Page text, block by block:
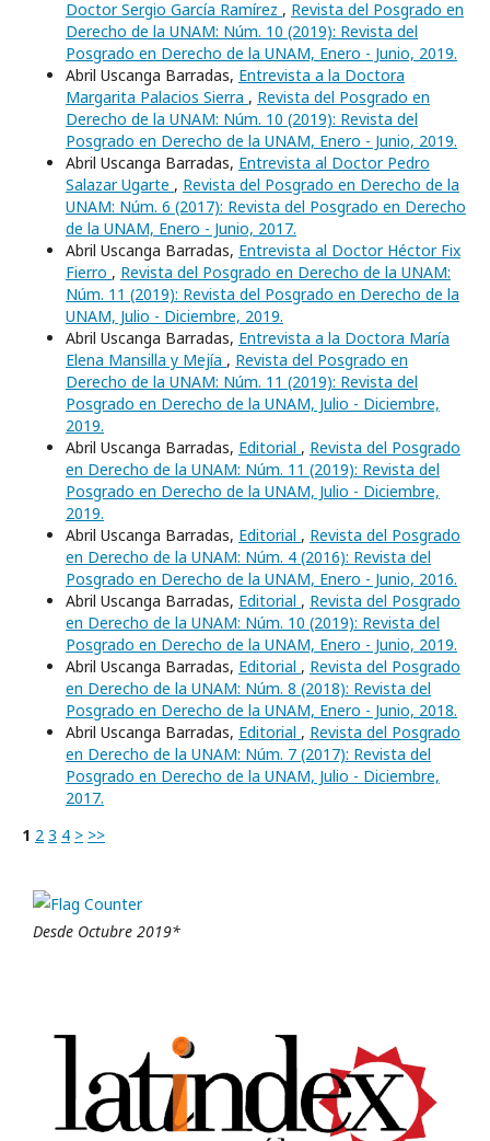
Doctor Sergio García Ramírez , Revista del Posgrado en
Derecho de la UNAM: Núm. 10 (2019): Revista del
Posgrado en Derecho de la UNAM, Enero - Junio, 2019.
Abril Uscanga Barradas, Entrevista a la Doctora
Margarita Palacios Sierra , Revista del Posgrado en
Derecho de la UNAM: Núm. 10 (2019): Revista del
Posgrado en Derecho de la UNAM, Enero - Junio, 2019.
Abril Uscanga Barradas, Entrevista al Doctor Pedro
Salazar Ugarte , Revista del Posgrado en Derecho de la
UNAM: Núm. 6 (2017): Revista del Posgrado en Derecho
de la UNAM, Enero - Junio, 2017.
Abril Uscanga Barradas, Entrevista al Doctor Héctor Fix
Fierro , Revista del Posgrado en Derecho de la UNAM:
Núm. 11 (2019): Revista del Posgrado en Derecho de la
UNAM, Julio - Diciembre, 2019.
Abril Uscanga Barradas, Entrevista a la Doctora María
Elena Mansilla y Mejía , Revista del Posgrado en
Derecho de la UNAM: Núm. 11 (2019): Revista del
Posgrado en Derecho de la UNAM, Julio - Diciembre,
2019.
Abril Uscanga Barradas, Editorial , Revista del Posgrado
en Derecho de la UNAM: Núm. 11 (2019): Revista del
Posgrado en Derecho de la UNAM, Julio - Diciembre,
2019.
Abril Uscanga Barradas, Editorial , Revista del Posgrado
en Derecho de la UNAM: Núm. 4 (2016): Revista del
Posgrado en Derecho de la UNAM, Enero - Junio, 2016.
Abril Uscanga Barradas, Editorial , Revista del Posgrado
en Derecho de la UNAM: Núm. 10 (2019): Revista del
Posgrado en Derecho de la UNAM, Enero - Junio, 2019.
Abril Uscanga Barradas, Editorial , Revista del Posgrado
en Derecho de la UNAM: Núm. 8 (2018): Revista del
Posgrado en Derecho de la UNAM, Enero - Junio, 2018.
Abril Uscanga Barradas, Editorial , Revista del Posgrado
en Derecho de la UNAM: Núm. 7 (2017): Revista del
Posgrado en Derecho de la UNAM, Julio - Diciembre,
2017.
1 2 3 4 > >>
Desde Octubre 2019*